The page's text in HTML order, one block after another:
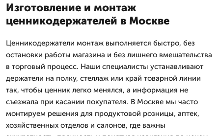
Изготовление и монтаж
ценникодержателей в Москве
Ценникодержатели монтаж выполняется быстро, без
остановки работы магазина и без лишнего вмешательства
в торговый процесс. Наши специалисты устанавливают
держатели на полку, стеллаж или край товарной линии
так, чтобы ценник легко менялся, а информация не
съезжала при касании покупателя. В Москве мы часто
монтируем решения для продуктовой розницы, аптек,
хозяйственных отделов и салонов, где важны